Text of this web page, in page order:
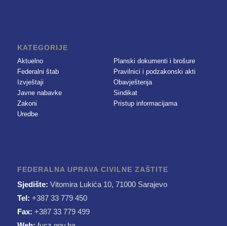
KATEGORIJE
Aktuelno
Federalni štab
Izvještaji
Javne nabavke
Zakoni
Uredbe
Planski dokumenti i brošure
Pravilnici i podzakonski akti
Obavještenja
Sindikat
Pristup informacijama
FEDERALNA UPRAVA CIVILNE ZAŠTITE
Sjedište: Vitomira Lukića 10, 71000 Sarajevo
Tel: +387 33 779 450
Fax: +387 33 779 499